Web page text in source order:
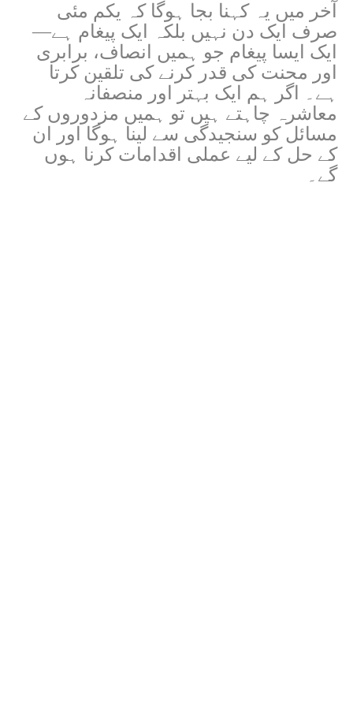
آخر میں یہ کہنا بجا ہوگا کہ یکم مئی
صرف ایک دن نہیں بلکہ ایک پیغام ہے—
ایک ایسا پیغام جو ہمیں انصاف، برابری
اور محنت کی قدر کرنے کی تلقین کرتا
ہے۔ اگر ہم ایک بہتر اور منصفانہ
معاشرہ چاہتے ہیں تو ہمیں مزدوروں کے
مسائل کو سنجیدگی سے لینا ہوگا اور ان
کے حل کے لیے عملی اقدامات کرنا ہوں
گے۔